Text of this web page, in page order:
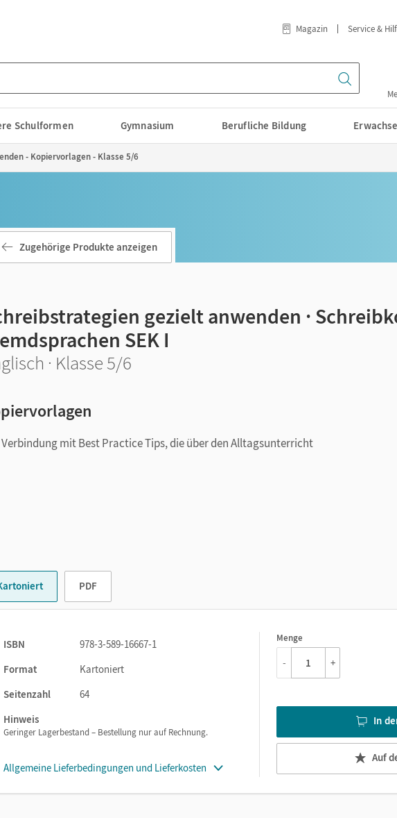
Magazin Service &
Schulformen Gymnasium Berufliche Bildung
- Kopiervorlagen - Klasse 5/6
Zugehörige Produkte anzeigen
gezielt anwenden ·
SEK I
· Klasse 5/6
mit Best Practice Tips, die über den Alltagsunterricht
Instructions/Recipe, Describing an Object, Describing an
PDF
ISBN
978-3-589-16667-1
Format
Kartoniert
Seitenzahl
64
Hinweis
Geringer Lagerbestand – Bestellung nur auf Rechnung.
Allgemeine Lieferbedingungen und Lieferkosten
Menge
1
- +
In
Auf